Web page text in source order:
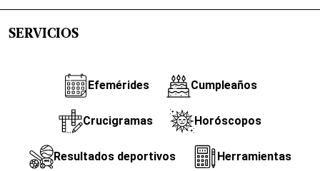
SERVICIOS
Efemérides Cumpleaños
Crucigramas Horóscopos
Resultados deportivos Herramientas